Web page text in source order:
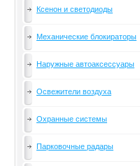
Ксенон и светодиоды
Механические блокираторы
Наружные автоаксессуары
Освежители воздуха
Охранные системы
Парковочные радары